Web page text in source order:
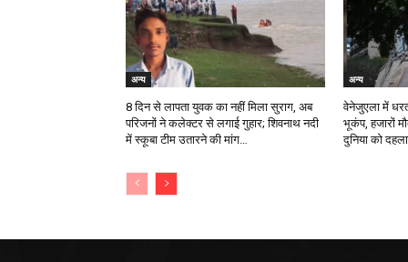
अन्य
8 दिन से लापता युवक का नहीं मिला सुराग, अब
परिजनों ने कलेक्टर से लगाई गुहार; शिवनाथ नदी
में स्कूबा टीम उतारने की मांग…
अन्य
वेनेजुएला में
भूकंप, हजारों
दुनिया को